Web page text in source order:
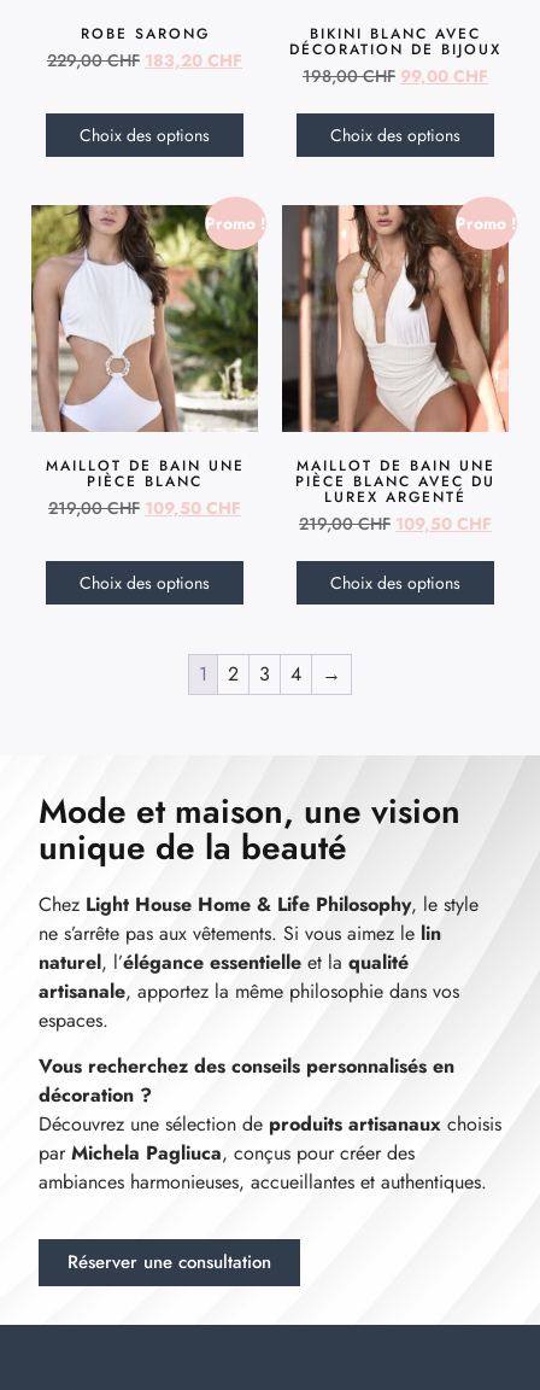
ROBE SARONG
229,00CHF 183,20 CHF
Choix des options
BIKINI BLANC AVEC
DÉCORATION DE BIJOUX
198,00CHF 99,00 CHF
Choix des options
Promo !
MAILLOT DE BAIN UNE
PIÈCE BLANC
219,00CHF 109,50 CHF
Choix des options
Promo !
MAILLOT DE BAIN UNE
PIÈCE BLANC AVEC DU
LUREX ARGENTÉ
219,00CHF 109,50 CHF
Choix des options
1 2 3 4 →
Mode et maison, une vision
unique de la beauté
Chez Light House Home & Life Philosophy, le style
ne s’arrête pas aux vêtements. Si vous aimez le lin
naturel, l’élégance essentielle et la qualité
artisanale, apportez la même philosophie dans vos
espaces.
Vous recherchez des conseils personnalisés en
décoration ?
Découvrez une sélection de produits artisanaux choisis
parMichela Pagliuca, conçus pour créer des
ambiances harmonieuses, accueillantes et authentiques.
Réserver une consultation